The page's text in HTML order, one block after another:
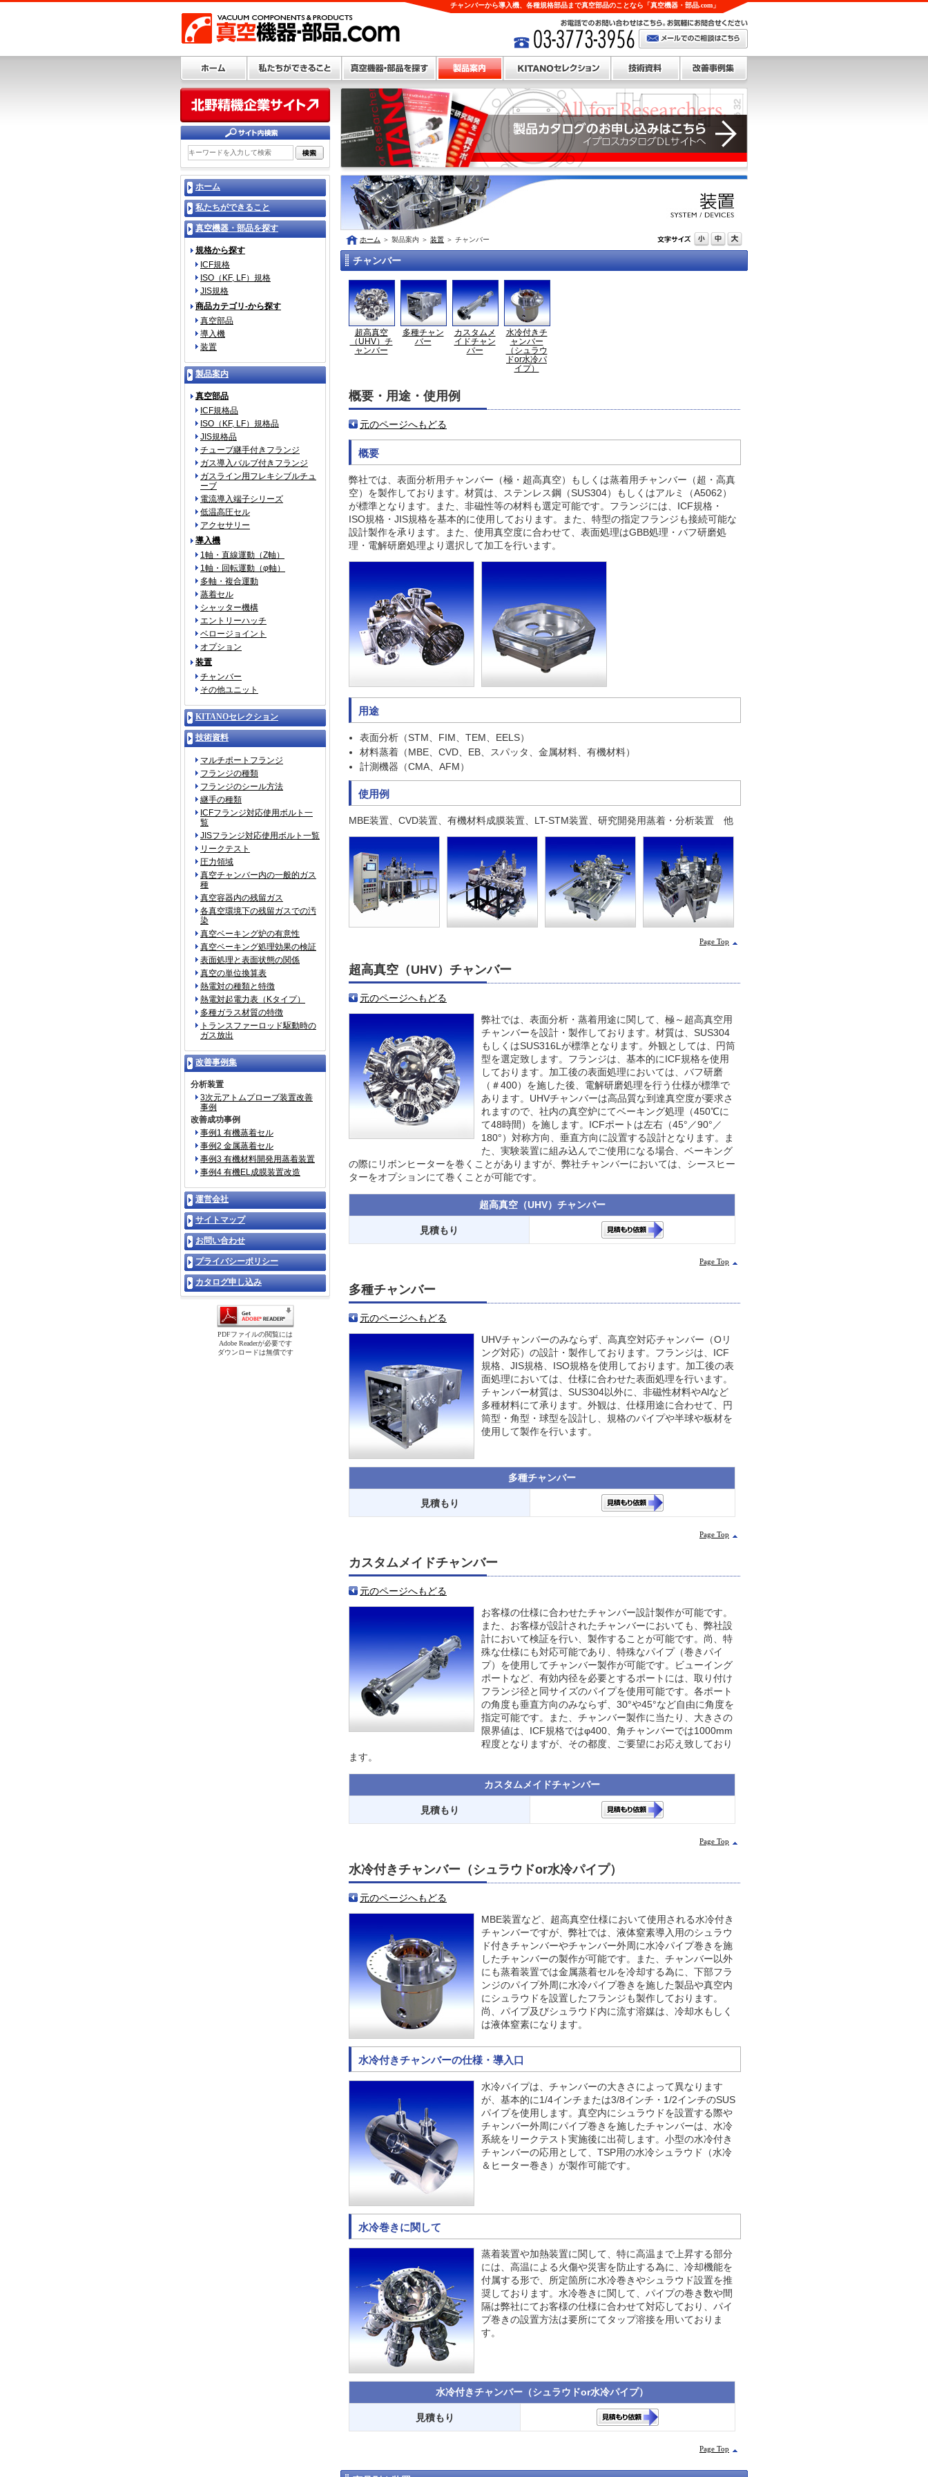
チャンバーから導入機、各種規格部品まで真空部品のことなら「真空機器・部品.com」
ホーム
私たちができること
真空機器・部品を探す
規格から探す
ICF規格
ISO（KF, LF）規格
JIS規格
商品カテゴリ-から探す
真空部品
導入機
装置
製品案内
真空部品
ICF規格品
ISO（KF, LF）規格品
JIS規格品
チューブ継手付きフランジ
ガス導入バルブ付きフランジ
ガスライン用フレキシブルチュ
ーブ
電流導入端子シリーズ
低温高圧セル
アクセサリー
導入機
1軸・直線運動（Z軸）
1軸・回転運動（φ軸）
多軸・複合運動
蒸着セル
シャッター機構
エントリーハッチ
ベロージョイント
オプション
装置
チャンバー
その他ユニット
KITANOセレクション
技術資料
マルチポートフランジ
フランジの種類
フランジのシール方法
継手の種類
ICFフランジ対応使用ボルト一
覧
JISフランジ対応使用ボルト一覧
リークテスト
圧力領域
真空チャンバー内の一般的ガス
種
真空容器内の残留ガス
各真空環境下の残留ガスでの汚
染
真空ベーキング炉の有意性
真空ベーキング処理効果の検証
表面処理と表面状態の関係
真空の単位換算表
熱電対の種類と特徴
熱電対起電力表（Kタイプ）
多種ガラス材質の特徴
トランスファーロッド駆動時の
ガス放出
改善事例集
分析装置
3次元アトムプローブ装置改善
事例
改善成功事例
事例1 有機蒸着セル
事例2 金属蒸着セル
事例3 有機材料開発用蒸着装置
事例4 有機EL成膜装置改造
運営会社
サイトマップ
お問い合わせ
プライバシーポリシー
カタログ申し込み
PDFファイルの閲覧には
Adobe Readerが必要です
ダウンロードは無償です
ホーム ＞ 製品案内 ＞ 装置 ＞ チャンバー
チャンバー
超高真空
（UHV）チ
ャンバー
多種チャン
バー
カスタムメ
イドチャン
バー
水冷付きチ
ャンバー
（シュラウ
ドor水冷パ
イプ）
概要・用途・使用例
元のページへもどる
概要
弊社では、表面分析用チャンバー（極・超高真空）もしくは蒸着用チャンバー（超・高真
空）を製作しております。材質は、ステンレス鋼（SUS304）もしくはアルミ（A5062）
が標準となります。また、非磁性等の材料も選定可能です。フランジには、ICF規格・
ISO規格・JIS規格を基本的に使用しております。また、特型の指定フランジも接続可能な
設計製作を承ります。また、使用真空度に合わせて、表面処理はGBB処理・バフ研磨処
理・電解研磨処理より選択して加工を行います。
用途
表面分析（STM、FIM、TEM、EELS）
材料蒸着（MBE、CVD、EB、スパッタ、金属材料、有機材料）
計測機器（CMA、AFM）
使用例
MBE装置、CVD装置、有機材料成膜装置、LT-STM装置、研究開発用蒸着・分析装置 他
Page Top
超高真空（UHV）チャンバー
元のページへもどる
弊社では、表面分析・蒸着用途に関して、極～超高真空用
チャンバーを設計・製作しております。材質は、SUS304
もしくはSUS316Lが標準となります。外観としては、円筒
型を選定致します。フランジは、基本的にICF規格を使用
しております。加工後の表面処理においては、バフ研磨
（＃400）を施した後、電解研磨処理を行う仕様が標準で
あります。UHVチャンバーは高品質な到達真空度が要求さ
れますので、社内の真空炉にてベーキング処理（450℃に
て48時間）を施します。ICFポートは左右（45°／90°／
180°）対称方向、垂直方向に設置する設計となります。ま
た、実験装置に組み込んでご使用になる場合、ベーキング
の際にリボンヒーターを巻くことがありますが、弊社チャンバーにおいては、シースヒー
ターをオプションにて巻くことが可能です。
超高真空（UHV）チャンバー
見積もり
Page Top
多種チャンバー
元のページへもどる
UHVチャンバーのみならず、高真空対応チャンバー（Oリ
ング対応）の設計・製作しております。フランジは、ICF
規格、JIS規格、ISO規格を使用しております。加工後の表
面処理においては、仕様に合わせた表面処理を行います。
チャンバー材質は、SUS304以外に、非磁性材料やAlなど
多種材料にて承ります。外観は、仕様用途に合わせて、円
筒型・角型・球型を設計し、規格のパイプや半球や板材を
使用して製作を行います。
多種チャンバー
見積もり
Page Top
カスタムメイドチャンバー
元のページへもどる
お客様の仕様に合わせたチャンバー設計製作が可能です。
また、お客様が設計されたチャンバーにおいても、弊社設
計において検証を行い、製作することが可能です。尚、特
殊な仕様にも対応可能であり、特殊なパイプ（巻きパイ
プ）を使用してチャンバー製作が可能です。ビューイング
ポートなど、有効内径を必要とするポートには、取り付け
フランジ径と同サイズのパイプを使用可能です。各ポート
の角度も垂直方向のみならず、30°や45°など自由に角度を
指定可能です。また、チャンバー製作に当たり、大きさの
限界値は、ICF規格ではφ400、角チャンバーでは1000mm
程度となりますが、その都度、ご要望にお応え致しており
ます。
カスタムメイドチャンバー
見積もり
Page Top
水冷付きチャンバー（シュラウドor水冷パイプ）
元のページへもどる
MBE装置など、超高真空仕様において使用される水冷付き
チャンバーですが、弊社では、液体窒素導入用のシュラウ
ド付きチャンバーやチャンバー外周に水冷パイプ巻きを施
したチャンバーの製作が可能です。また、チャンバー以外
にも蒸着装置では金属蒸着セルを冷却する為に、下部フラ
ンジのパイプ外周に水冷パイプ巻きを施した製品や真空内
にシュラウドを設置したフランジも製作しております。
尚、パイプ及びシュラウド内に流す溶媒は、冷却水もしく
は液体窒素になります。
水冷付きチャンバーの仕様・導入口
水冷パイプは、チャンバーの大きさによって異なります
が、基本的に1/4インチまたは3/8インチ・1/2インチのSUS
パイプを使用します。真空内にシュラウドを設置する際や
チャンバー外周にパイプ巻きを施したチャンバーは、水冷
系統をリークテスト実施後に出荷します。小型の水冷付き
チャンバーの応用として、TSP用の水冷シュラウド（水冷
＆ヒーター巻き）が製作可能です。
水冷巻きに関して
蒸着装置や加熱装置に関して、特に高温まで上昇する部分
には、高温による火傷や災害を防止する為に、冷却機能を
付属する形で、所定箇所に水冷巻きやシュラウド設置を推
奨しております。水冷巻きに関して、パイプの巻き数や間
隔は弊社にてお客様の仕様に合わせて対応しており、パイ
プ巻きの設置方法は要所にてタップ溶接を用いておりま
す。
水冷付きチャンバー（シュラウドor水冷パイプ）
見積もり
Page Top